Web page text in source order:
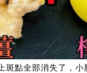
斑點全部消失了，小